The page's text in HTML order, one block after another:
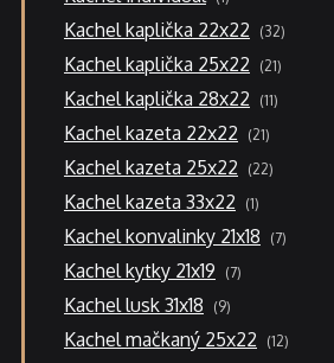
produkt
Kachel kaplička 22x22 3232
produktů
Kachel kaplička 25x22 2121
produktů
Kachel kaplička 28x22 1111
produktů
Kachel kazeta 22x22 2121
produktů
Kachel kazeta 25x22 2222
produktů
Kachel kazeta 33x22 11
produkt
Kachel konvalinky 21x18 77
produktů
Kachel kytky 21x19 77
produktů
Kachel lusk 31x18 99
produktů
Kachel mačkaný 25x22 1212
produktů